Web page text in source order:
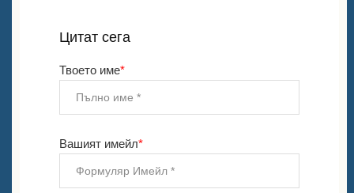
Цитат сега
Твоето име*
Вашият имейл*